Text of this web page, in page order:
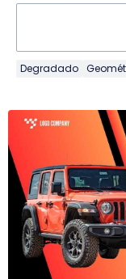
Degradado